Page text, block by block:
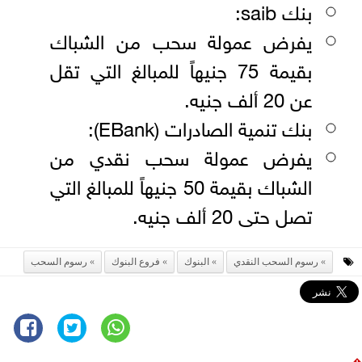
بنك saib:
يفرض عمولة سحب من الشباك
بقيمة 75 جنيهاً للمبالغ التي تقل
عن 20 ألف جنيه.
بنك تنمية الصادرات (EBank):
يفرض عمولة سحب نقدي من
الشباك بقيمة 50 جنيهاً للمبالغ التي
تصل حتى 20 ألف جنيه.
رسوم السحب النقدي البنوك فروع البنوك رسوم السحب